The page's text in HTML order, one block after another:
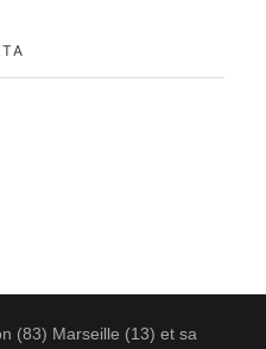
(83) Marseille (13) et sa